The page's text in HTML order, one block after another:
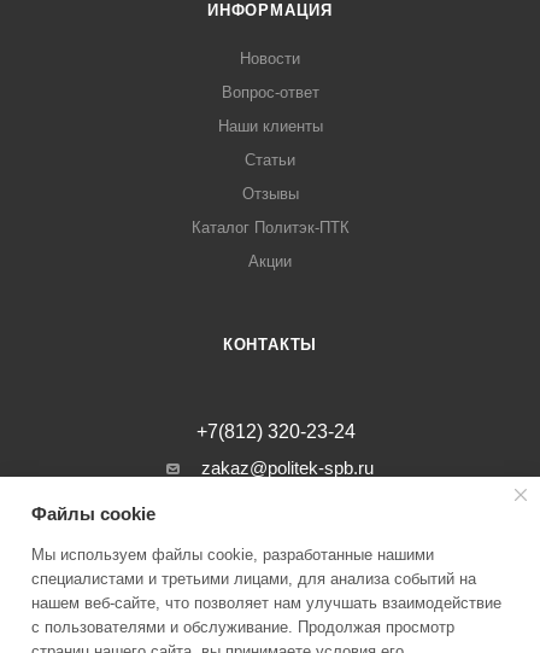
ИНФОРМАЦИЯ
Новости
Вопрос-ответ
Наши клиенты
Статьи
Отзывы
Каталог Политэк-ПТК
Акции
КОНТАКТЫ
+7(812) 320-23-24
zakaz@politek-spb.ru
г. Санкт-Петербург, Минеральная ул, д.
Файлы cookie
Мы используем файлы cookie, разработанные нашими
специалистами и третьими лицами, для анализа событий на
нашем веб-сайте, что позволяет нам улучшать взаимодействие
с пользователями и обслуживание. Продолжая просмотр